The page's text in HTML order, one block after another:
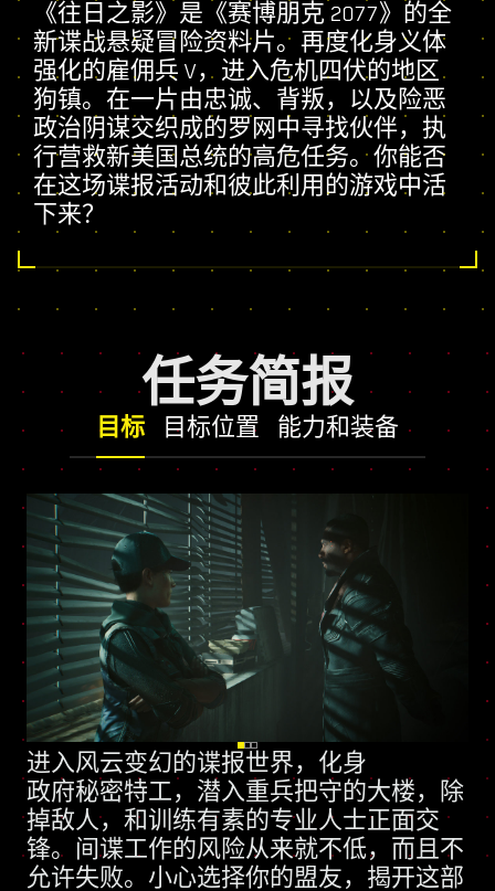
《往日之影》是《赛博朋克 2077》的全
新谍战悬疑冒险资料片。再度化身义体
强化的雇佣兵 V，进入危机四伏的地区
狗镇。在一片由忠诚、背叛，以及险恶
政治阴谋交织成的罗网中寻找伙伴，执
行营救新美国总统的高危任务。你能否
在这场谍报活动和彼此利用的游戏中活
下来？
任务简报
目标 目标位置 能力和装备
进入风云变幻的谍报世界，化身
政府秘密特工 ，潜入重兵把守的大楼，除
掉敌人，和训练有素的专业人士正面交
锋。间谍工作的风险从来就不低，而且不
允许失败。小心选择你的盟友，揭开这部
动辄诉诸武力的民兵组织
全新技能树